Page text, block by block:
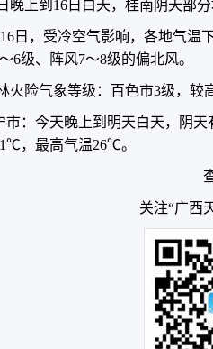
晚上到16日白天，桂南阴天部
16日，受冷空气影响，各地气
6级、阵风7～8级的偏北风。
火险气象等级：百色市3级，较
市：今天晚上到明天白天，阴
，最高气温26℃。
关注“广西